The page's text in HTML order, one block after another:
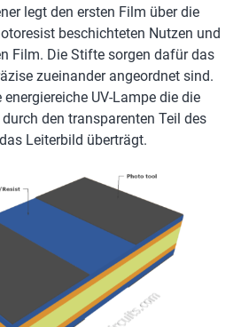
legt den ersten Film über die
beschichteten Nutzen und
Film. Die Stifte sorgen dafür das
zueinander angeordnet sind.
UV-Lampe die die
den transparenten Teil des
Leiterbild überträgt.